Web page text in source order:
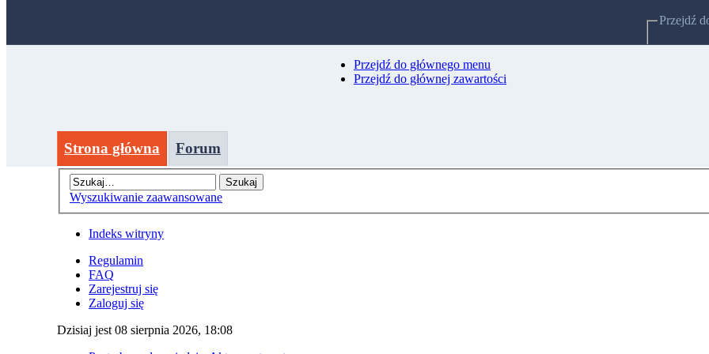
Przejdź do głównego menu
Przejdź do głównej zawartości
Strona główna Forum
Wyszukiwanie zaawansowane
Indeks witryny
Regulamin
FAQ
Zarejestruj się
Zaloguj się
Dzisiaj jest 08 sierpnia 2026, 18:08
Przejdź